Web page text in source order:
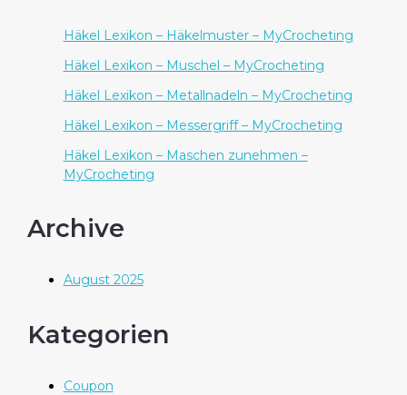
Häkel Lexikon – Häkelmuster – MyCrocheting
Häkel Lexikon – Muschel – MyCrocheting
Häkel Lexikon – Metallnadeln – MyCrocheting
Häkel Lexikon – Messergriff – MyCrocheting
Häkel Lexikon – Maschen zunehmen –
MyCrocheting
Archive
August 2025
Kategorien
Coupon